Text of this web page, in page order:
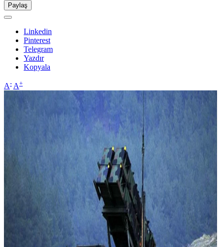
Paylaş
Linkedin
Pinterest
Telegram
Yazdır
Kopyala
A- A+